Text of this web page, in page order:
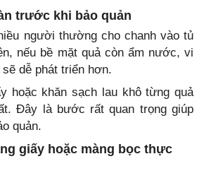
trước khi bảo quản
người thường cho chanh vào tủ
nếu bề mặt quả còn ẩm nước, vi
dễ phát triển hơn.
hoặc khăn sạch lau khô từng quả
Đây là bước rất quan trọng giúp
quản.
giấy hoặc màng bọc thực